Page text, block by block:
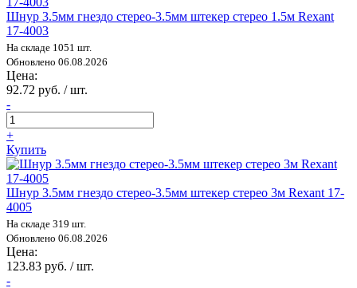
Шнур 3.5мм гнездо стерео-3.5мм штекер стерео 1.5м Rexant
17-4003
На складе 1051 шт.
Обновлено 06.08.2026
Цена:
92.72 руб. / шт.
-
+
Купить
Шнур 3.5мм гнездо стерео-3.5мм штекер стерео 3м Rexant 17-
4005
На складе 319 шт.
Обновлено 06.08.2026
Цена:
123.83 руб. / шт.
-